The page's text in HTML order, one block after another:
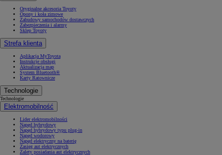
Oryginalne akcesoria Toyoty
Opony i koła zimowe
Zabudowy samochodów dostawczych
Zabezpieczenia i alarmy
Sklep Toyoty
Strefa klienta
Aplikacja MyToyota
Instrukcje obsługi
Aktualizacja map
System Bluetooth®
Karty Ratownicze
Technologie
Technologie
Elektromobilność
Lider elektromobilności
Napęd hybrydowy
Napęd hybrydowy typu plug-in
Napęd wodorowy
Napęd elektryczny na baterię
Zasięg aut elektrycznych
Zalety posiadania aut elektrycznych